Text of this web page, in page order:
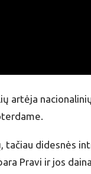
artėja
didesnės
Pravi ir jos daina